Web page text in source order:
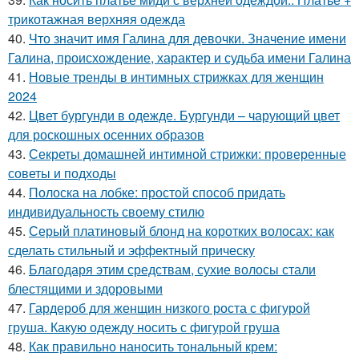
трикотажная верхняя одежда
40. Что значит имя Галина для девочки. Значение имени
Галина, происхождение, характер и судьба имени Галина
41. Новые тренды в интимных стрижках для женщин
2024
42. Цвет бургунди в одежде. Бургунди – чарующий цвет
для роскошных осенних образов
43. Секреты домашней интимной стрижки: проверенные
советы и подходы
44. Полоска на лобке: простой способ придать
индивидуальность своему стилю
45. Серый платиновый блонд на коротких волосах: как
сделать стильный и эффектный прическу
46. Благодаря этим средствам, сухие волосы стали
блестящими и здоровыми
47. Гардероб для женщин низкого роста с фигурой
груша. Какую одежду носить с фигурой груша
48. Как правильно наносить тональный крем: